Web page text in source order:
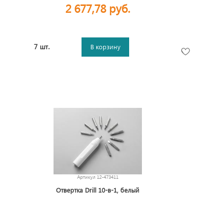
2 677,78 руб.
7 шт. В корзину
Артикул 12-473411
Отвертка Drill 10-в-1, белый